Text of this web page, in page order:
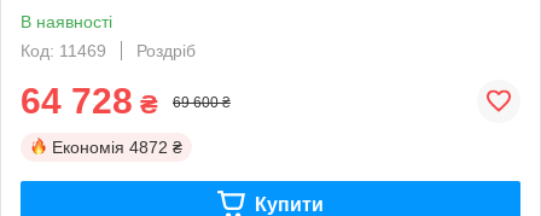
В наявності
Код: 11469
Роздріб
64 728 ₴ 69 600 ₴
Економія 4872 ₴
Купити